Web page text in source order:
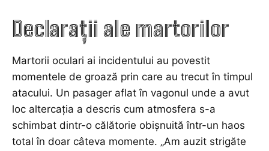
Declarații ale martorilor
Martorii oculari ai incidentului au povestit
momentele de groază prin care au trecut în timpul
atacului. Un pasager aflat în vagonul unde a avut
loc altercația a descris cum atmosfera s-a
schimbat dintr-o călătorie obișnuită într-un haos
total în doar câteva momente. „Am auzit strigăte